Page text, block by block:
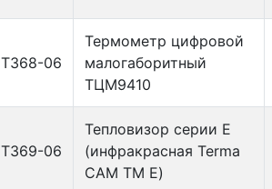
Т368-06
Термометр цифровой
малогаборитный
ТЦМ9410
Т369-06
Тепловизор серии Е
(инфракрасная Terma
CAM TM E)